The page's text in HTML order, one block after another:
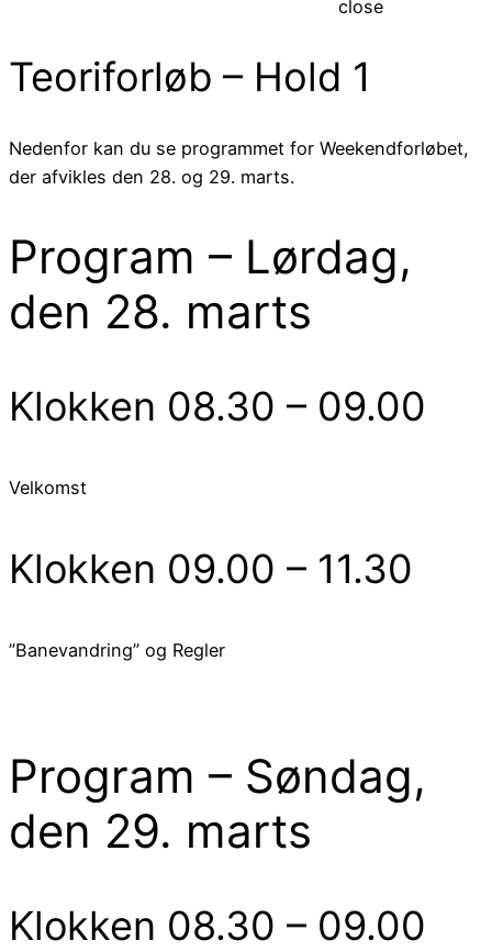
close
Teoriforløb – Hold 1
Nedenfor kan du se programmet for Weekendforløbet,
der afvikles den 28. og 29. marts.
Program – Lørdag,
den 28. marts
Klokken 08.30 – 09.00
Velkomst
Klokken 09.00 – 11.30
”Banevandring” og Regler
Program – Søndag,
den 29. marts
Klokken 08.30 – 09.00